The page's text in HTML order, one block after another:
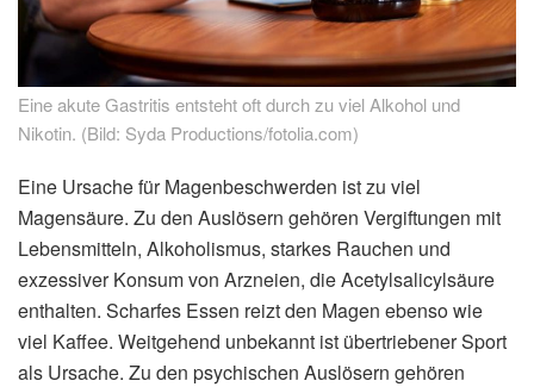
Eine akute Gastritis entsteht oft durch zu viel Alkohol und
Nikotin. (Bild: Syda Productions/fotolia.com)
Eine Ursache für Magenbeschwerden ist zu viel
Magensäure. Zu den Auslösern gehören Vergiftungen mit
Lebensmitteln, Alkoholismus, starkes Rauchen und
exzessiver Konsum von Arzneien, die Acetylsalicylsäure
enthalten. Scharfes Essen reizt den Magen ebenso wie
viel Kaffee. Weitgehend unbekannt ist übertriebener Sport
als Ursache. Zu den psychischen Auslösern gehören